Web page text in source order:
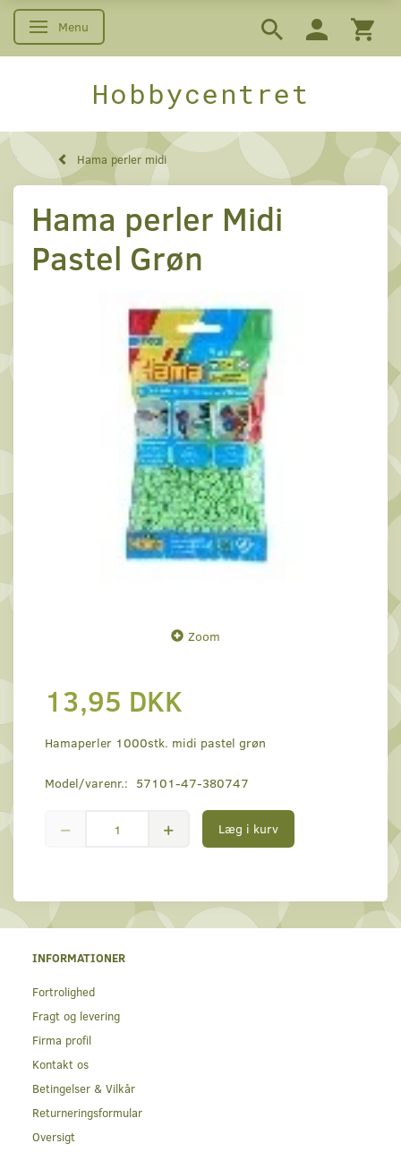
Skifte navigation
Menu
Hobbycentret
Hama perler midi
Hama perler Midi
Pastel Grøn
Zoom
13,95 DKK
Hamaperler 1000stk. midi pastel grøn
Model/varenr.: 57101-47-380747
Læg i kurv
INFORMATIONER
Fortrolighed
Fragt og levering
Firma profil
Kontakt os
Betingelser & Vilkår
Returneringsformular
Oversigt